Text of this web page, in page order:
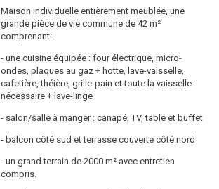
Maison individuelle entièrement meublée, une
grande pièce de vie commune de 42 m²
comprenant:
- une cuisine équipée : four électrique, micro-
ondes, plaques au gaz + hotte, lave-vaisselle,
cafetière, théière, grille-pain et toute la vaisselle
nécessaire + lave-linge
- salon/salle à manger : canapé, TV, table et buffet
- balcon côté sud et terrasse couverte côté nord
- un grand terrain de 2000 m² avec entretien
compris.